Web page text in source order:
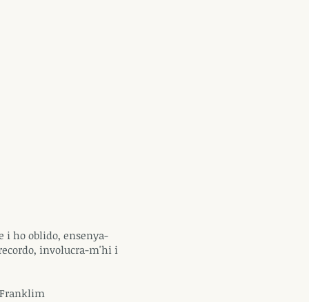
i ho oblido, ensenya-
involucra-m'hi i